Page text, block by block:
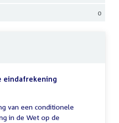
0
eindafrekening
van een conditionele
in de Wet op de